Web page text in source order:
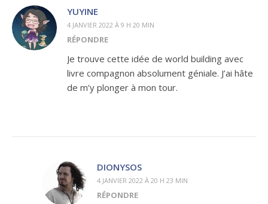
YUYINE
4 JANVIER 2022 À 9 H 20 MIN
RÉPONDRE
Je trouve cette idée de world building avec
livre compagnon absolument géniale. J’ai hâte
de m’y plonger à mon tour.
DIONYSOS
4 JANVIER 2022 À 20 H 23 MIN
RÉPONDRE